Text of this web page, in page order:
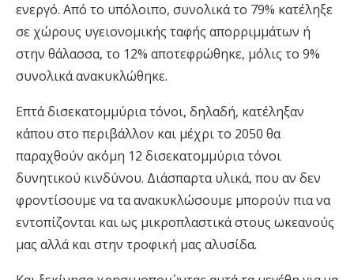
ενεργό. Από το υπόλοιπο, συνολικά το 79% κατέληξε
σε χώρους υγειονομικής ταφής απορριμμάτων ή
στην θάλασσα, το 12% αποτεφρώθηκε, μόλις το 9%
συνολικά ανακυκλώθηκε.
Επτά δισεκατομμύρια τόνοι, δηλαδή, κατέληξαν
κάπου στο περιβάλλον και μέχρι το 2050 θα
παραχθούν ακόμη 12 δισεκατομμύρια τόνοι
δυνητικού κινδύνου. Διάσπαρτα υλικά, που αν δεν
φροντίσουμε να τα ανακυκλώσουμε μπορούν πια να
εντοπίζονται και ως μικροπλαστικά στους ωκεανούς
μας αλλά και στην τροφική μας αλυσίδα.